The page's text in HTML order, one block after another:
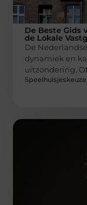
De Beste Gids
de Lokale
De
dynamiek en
uitzondering.
Speelhuisjeskeuze